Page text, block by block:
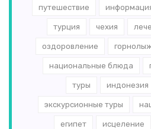
путешествие
турция чехия
оздоровление
национальные блюда
туры индонезия
экскурсионные туры
египет исцеление